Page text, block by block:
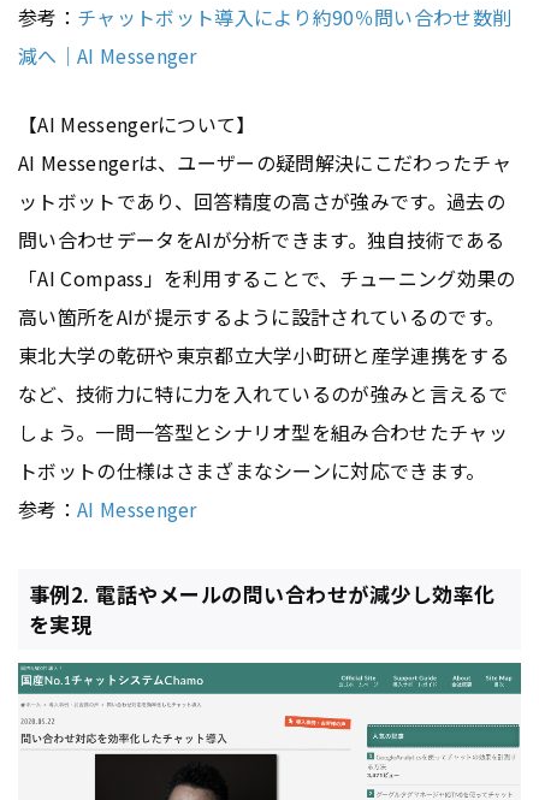
参考： チャットボット導入により約90％問い合わせ数削
減へ｜AI Messenger
【AI Messengerについて】
AI Messengerは、ユーザーの疑問解決にこだわったチャ
ットボットであり、回答精度の高さが強みです。過去の
問い合わせデータをAIが分析できます。独自技術である
「AI Compass」を利用することで、チューニング効果の
高い箇所をAIが提示するように設計されているのです。
東北大学の乾研や東京都立大学小町研と産学連携をする
など、技術力に特に力を入れているのが強みと言えるで
しょう。一問一答型とシナリオ型を組み合わせたチャッ
トボットの仕様はさまざまなシーンに対応できます。
参考： AI Messenger
事例2. 電話やメールの問い合わせが減少し効率化
を実現